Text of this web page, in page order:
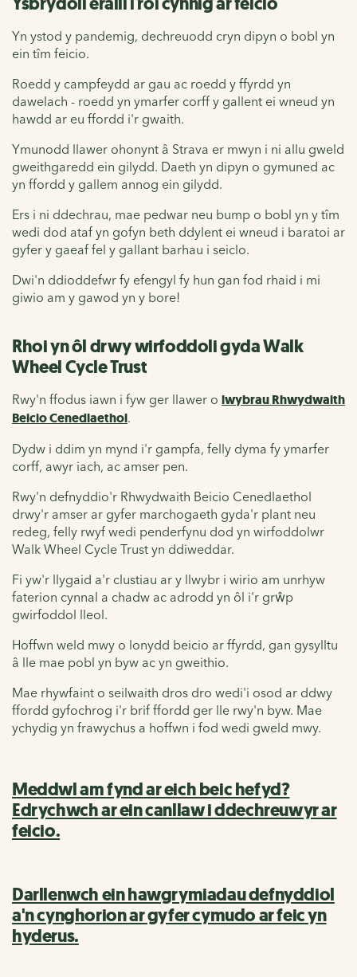
Yn ystod y pandemig, dechreuodd cryn dipyn o bobl yn
ein tîm feicio.
Roedd y campfeydd ar gau ac roedd y ffyrdd yn
dawelach - roedd yn ymarfer corff y gallent ei wneud yn
hawdd ar eu ffordd i'r gwaith.
Ymunodd llawer ohonynt â Strava er mwyn i ni allu gweld
gweithgaredd ein gilydd. Daeth yn dipyn o gymuned ac
yn ffordd y gallem annog ein gilydd.
Ers i ni ddechrau, mae pedwar neu bump o bobl yn y tîm
wedi dod ataf yn gofyn beth ddylent ei wneud i baratoi ar
gyfer y gaeaf fel y gallant barhau i seiclo.
Dwi'n ddioddefwr fy efengyl fy hun gan fod rhaid i mi
giwio am y gawod yn y bore!
Rhoi yn ôl drwy wirfoddoli gyda Walk
Wheel Cycle Trust
Rwy'n ffodus iawn i fyw ger llawer o lwybrau Rhwydwaith
Beicio Cenedlaethol.
Dydw i ddim yn mynd i'r gampfa, felly dyma fy ymarfer
corff, awyr iach, ac amser pen.
Rwy'n defnyddio'r Rhwydwaith Beicio Cenedlaethol
drwy'r amser ar gyfer marchogaeth gyda'r plant neu
redeg, felly rwyf wedi penderfynu dod yn wirfoddolwr
Walk Wheel Cycle Trust yn ddiweddar.
Fi yw'r llygaid a'r clustiau ar y llwybr i wirio am unrhyw
faterion cynnal a chadw ac adrodd yn ôl i'r grŵp
gwirfoddol lleol.
Hoffwn weld mwy o lonydd beicio ar ffyrdd, gan gysylltu
â lle mae pobl yn byw ac yn gweithio.
Mae rhywfaint o seilwaith dros dro wedi'i osod ar ddwy
ffordd gyfochrog i'r brif ffordd ger lle rwy'n byw. Mae
ychydig yn frawychus a hoffwn i fod wedi gweld mwy.
Meddwl am fynd ar eich beic hefyd?
Edrychwch ar ein canllaw i ddechreuwyr ar
feicio.
Darllenwch ein hawgrymiadau defnyddiol
a'n cynghorion ar gyfer cymudo ar feic yn
hyderus.